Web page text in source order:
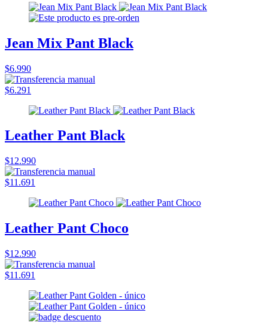
Jean Mix Pant Black
$6.990
$6.291
Leather Pant Black
$12.990
$11.691
Leather Pant Choco
$12.990
$11.691